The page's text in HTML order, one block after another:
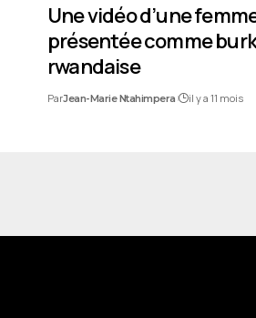
Une vidéo d’une
présentée comme
rwandaise
ParJean-Marie Ntahimpera il y a 11 mois